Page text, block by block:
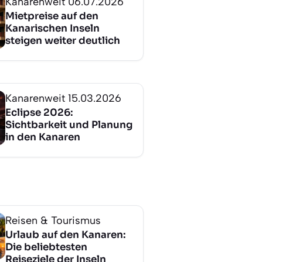
Mietpreise auf den
Kanarischen Inseln
steigen weiter deutlich
Kanarenweit 15.03.2026
Eclipse 2026:
Sichtbarkeit und Planung
in den Kanaren
Reisen & Tourismus
Urlaub auf den Kanaren:
Die beliebtesten
Reiseziele der Inseln